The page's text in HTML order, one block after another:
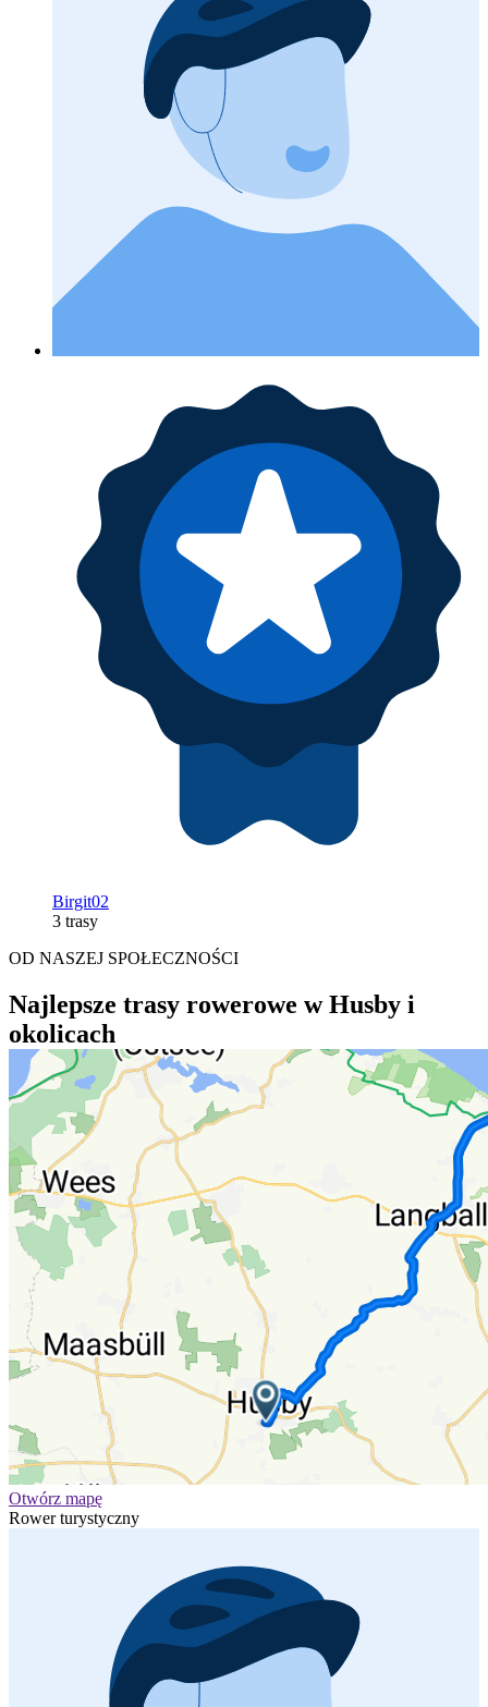
Birgit02
3 trasy
OD NASZEJ SPOŁECZNOŚCI
Najlepsze trasy rowerowe w Husby i
okolicach
Otwórz mapę
Rower turystyczny